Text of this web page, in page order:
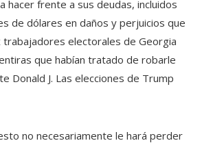
hacer frente a sus deudas, incluidos
de dólares en daños y perjuicios que
electorales de Georgia
que habían tratado de robarle
Donald J. Las elecciones de Trump
no necesariamente le hará perder